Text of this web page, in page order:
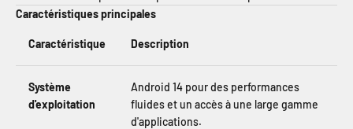
Caractéristiques principales
Caractéristique Description
Système
d'exploitation
Android 14 pour des performances
fluides et un accès à une large gamme
d'applications.